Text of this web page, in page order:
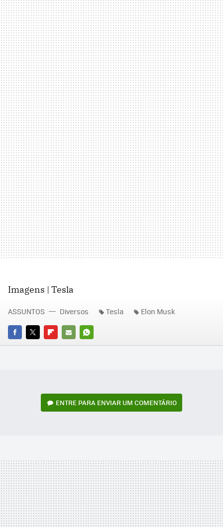
Imagens | Tesla
FACEBOOK
TWITTERFLIPBOARD
E-
WHATSAPP
ASSUNTOS Diversos Tesla Elon Musk
ENTRE PARA ENVIAR UM COMENTÁRIO